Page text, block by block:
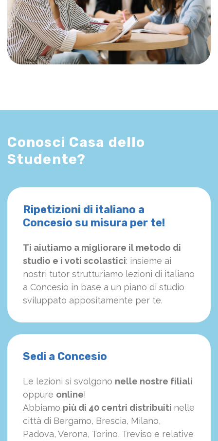
Conosci Casa dello
Studente?
Ripetizioni di italiano a
Concesio su misura per te!
Ti aiutiamo a migliorare il metodo di
studio e i voti scolastici: insieme ai
nostri tutor strutturiamo lezioni di italiano
a Concesio in base a un piano di studio
sviluppato appositamente per te.
Sedi a Concesio
Le lezioni si svolgono nelle nostre filiali
oppure online!
Abbiamo più di 40 centri distribuiti nelle
città di Bergamo, Brescia, Milano,
Padova, Verona, Torino, Treviso e relative